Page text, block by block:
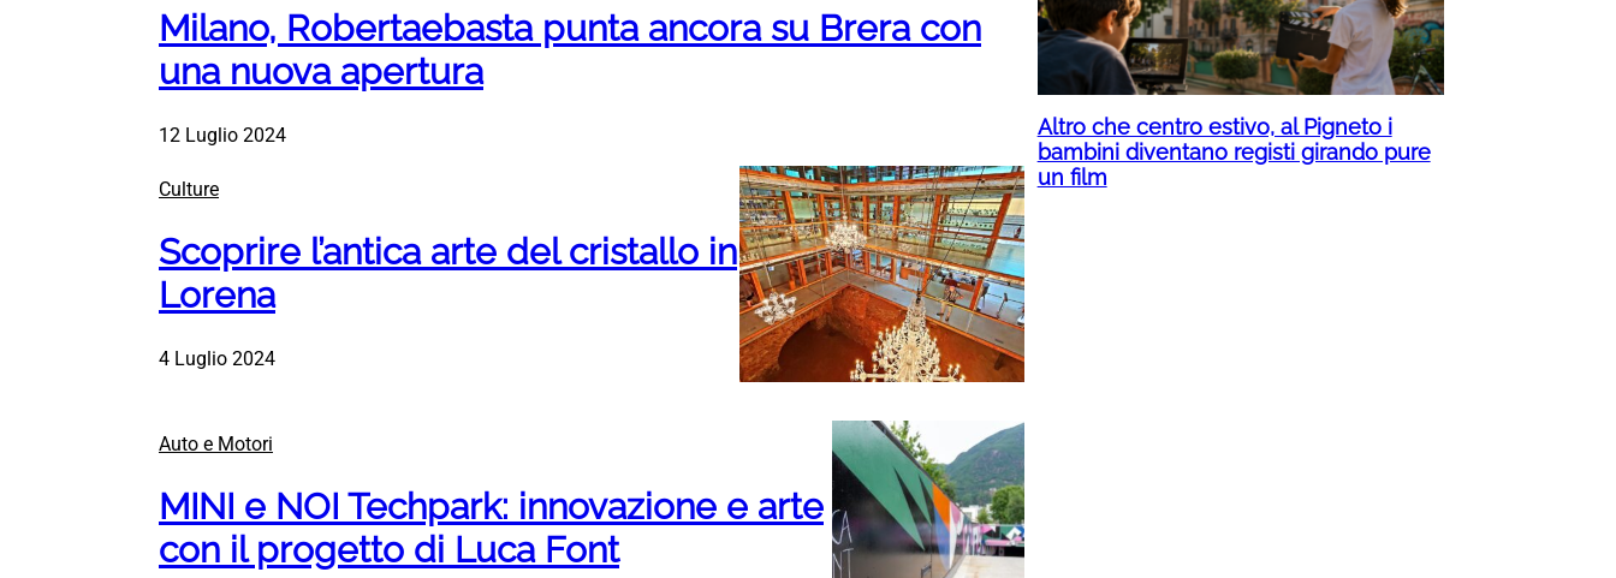
Milano, Robertaebasta punta ancora su Brera con
una nuova apertura
12 Luglio 2024
Culture
Scoprire l’antica arte del cristallo in
Lorena
4 Luglio 2024
Auto e Motori
MINI e NOI Techpark: innovazione e arte
con il progetto di Luca Font
Altro che centro estivo, al Pigneto i
bambini diventano registi girando pure
un film